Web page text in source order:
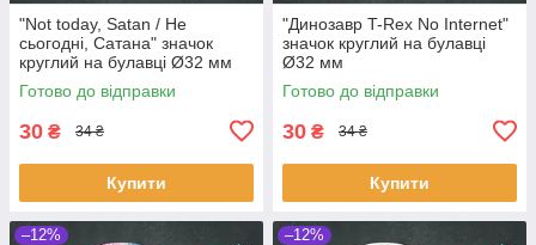
"Not today, Satan / Не
сьогодні, Сатана" значок
круглий на булавці Ø32 мм
Готово до відправки
30 ₴ 34 ₴
Купити
"Динозавр T-Rex No Internet"
значок круглий на булавці
Ø32 мм
Готово до відправки
30 ₴ 34 ₴
Купити
–12% –12%